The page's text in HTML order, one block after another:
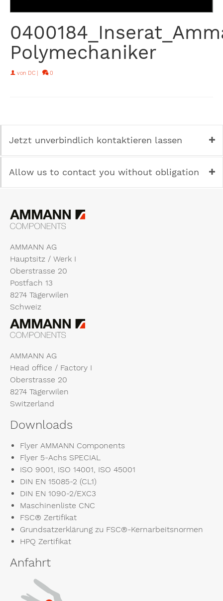
Polymechaniker
von DC | 0
Jetzt unverbindlich kontaktieren lassen
Allow us to contact you without obligation
AMMANN AG
Hauptsitz / Werk I
Oberstrasse 20
Postfach 13
8274 Tägerwilen
Schweiz
AMMANN AG
Head office / Factory I
Oberstrasse 20
8274 Tägerwilen
Switzerland
Downloads
Flyer AMMANN Components
Flyer 5-Achs SPECIAL
ISO 9001, ISO 14001, ISO 45001
DIN EN 15085-2 (CL1)
DIN EN 1090-2/EXC3
Maschinenliste CNC
FSC® Zertifikat
Grundsatzerklärung zu FSC®-Kernarbeitsnormen
HPQ Zertifikat
Anfahrt